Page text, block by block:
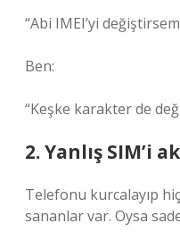
“Abi IMEI’yi
Ben:
“Keşke karakter de
2. Yanlış SIM’i
Telefonu kurcalayıp
sananlar var. Oysa